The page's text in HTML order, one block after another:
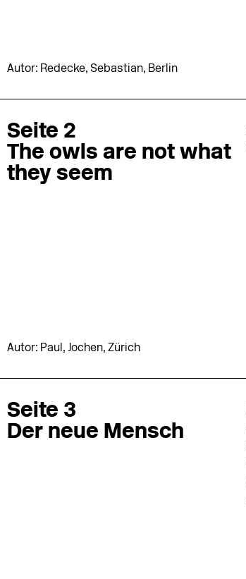
Autor: Redecke, Sebastian, Berlin
Seite 2
The owls are not what
they seem
Autor: Paul, Jochen, Zürich
Seite 3
Der neue Mensch